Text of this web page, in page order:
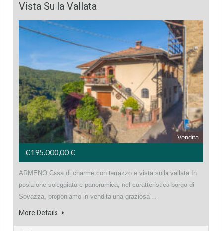
Vista Sulla Vallata
Vendita
€195.000,00 €
ARMENO Casa di charme con terrazzo e vista sulla vallata In
posizione soleggiata e panoramica, nel caratteristico borgo di
Sovazza, proponiamo in vendita una graziosa…
More Details